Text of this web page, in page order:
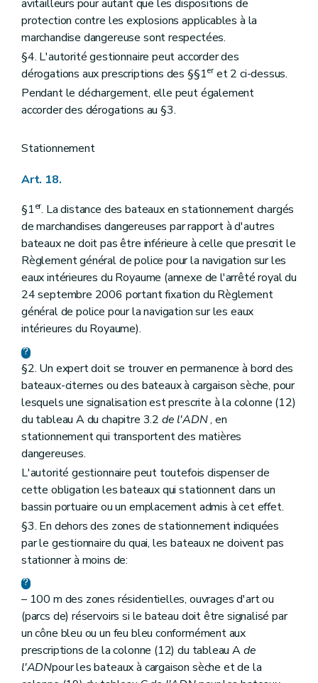
avitailleurs pour autant que les dispositions de
protection contre les explosions applicables à la
marchandise dangereuse sont respectées.
§4. L'autorité gestionnaire peut accorder des
dérogations aux prescriptions des §§1eret 2 ci-dessus.
Pendant le déchargement, elle peut également
accorder des dérogations au §3.
Stationnement
Art. 18.
§1er. La distance des bateaux en stationnement chargés
de marchandises dangereuses par rapport à d'autres
bateaux ne doit pas être inférieure à celle que prescrit le
Règlement général de police pour la navigation sur les
eaux intérieures du Royaume (annexe de l'arrêté royal du
24 septembre 2006 portant fixation du Règlement
général de police pour la navigation sur les eaux
intérieures du Royaume).
§2. Un expert doit se trouver en permanence à bord des
bateaux-citernes ou des bateaux à cargaison sèche, pour
lesquels une signalisation est prescrite à la colonne (12)
du tableau A du chapitre 3.2 de l'ADN, en
stationnement qui transportent des matières
dangereuses.
L'autorité gestionnaire peut toutefois dispenser de
cette obligation les bateaux qui stationnent dans un
bassin portuaire ou un emplacement admis à cet effet.
§3. En dehors des zones de stationnement indiquées
par le gestionnaire du quai, les bateaux ne doivent pas
stationner à moins de:
– 100 m des zones résidentielles, ouvrages d'art ou
(parcs de) réservoirs si le bateau doit être signalisé par
un cône bleu ou un feu bleu conformément aux
prescriptions de la colonne (12) du tableau Ade
l'ADNpour les bateaux à cargaison sèche et de la